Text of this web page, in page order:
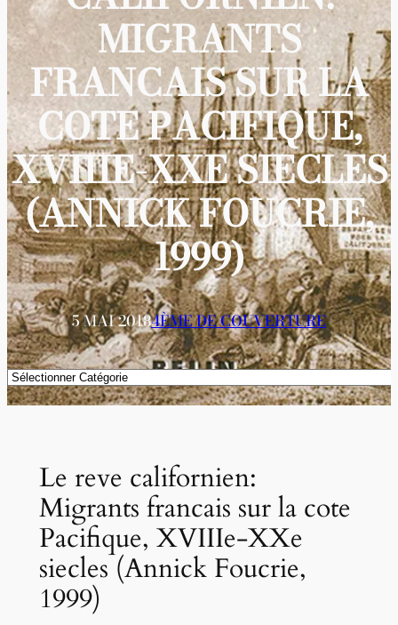
MIGRANTS
FRANCAIS SUR LA
COTE PACIFIQUE,
XVIIIE-XXE SIECLES
(ANNICK FOUCRIE,
1999)
5 MAI 20184ÈME DE COUVERTURE
Catégories
Le reve californien:
Migrants francais sur la cote
Pacifique, XVIIIe-XXe
siecles (Annick Foucrie,
1999)